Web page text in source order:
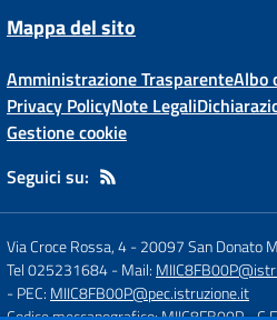
Mappa del sito
Amministrazione TrasparenteAlbo
Privacy PolicyNote Legali
Gestione cookie
Seguici su:
Via Croce Rossa, 4-20097 San Donato
Tel 025231684- Mail:
- PEC: MIIC8FB00P@pec.istruzione.it